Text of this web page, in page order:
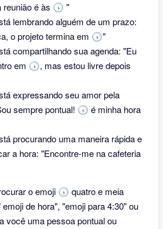
reunião é às 🕟 "
lembrando alguém de um prazo:
o projeto termina em 🕟"
compartilhando sua agenda: "Eu
em 🕟, mas estou livre depois
expressando seu amor pela
sempre pontual! 🕟 é minha hora
procurando uma maneira rápida e
a hora: "Encontre-me na cafeteria
o emoji 🕟 quatro e meia
de hora", "emoji para 4:30" ou
você uma pessoa pontual ou